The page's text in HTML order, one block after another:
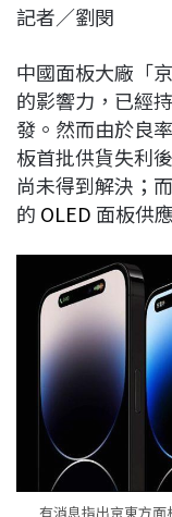
c
b
o
o
k
n
a
d
s
記者／劉閔
中國面板大廠「
的影響力，已經
發。然而由於良
板首批供貨失利
尚未得到解決；
的 OLED 面板供
有消息指出京東方